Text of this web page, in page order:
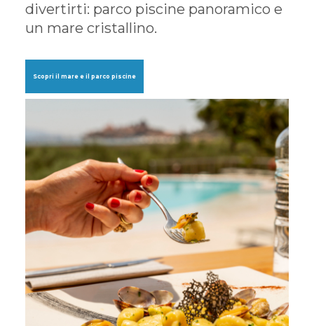
divertirti: parco piscine panoramico e
un mare cristallino.
Scopri il mare e il parco piscine